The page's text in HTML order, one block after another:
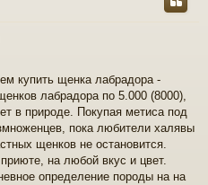
купить щенка лабрадора -
лабрадора по 5.000 (8000),
в природе. Покупая метиса под
пока любители халявы
щенков не остановится.
на любой вкус и цвет.
определение породы на на